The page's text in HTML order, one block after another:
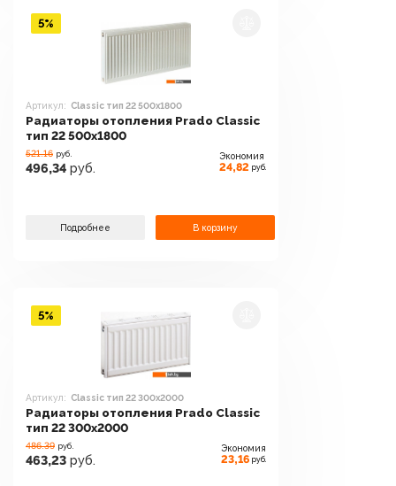
Артикул: Classic тип 22 500x1800
Радиаторы отопления Prado Classic
тип 22 500x1800
521.16 руб.
496,34 руб.
Экономия
24,82 руб.
Подробнее В корзину
5%
Артикул: Classic тип 22 300x2000
Радиаторы отопления Prado Classic
тип 22 300x2000
486.39 руб.
463,23 руб.
Экономия
23,16 руб.
5%